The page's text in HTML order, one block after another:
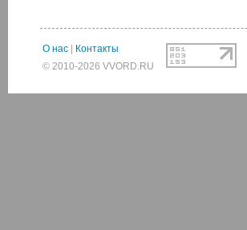
О нас
Контакты
© 2010-2026 VVORD.RU